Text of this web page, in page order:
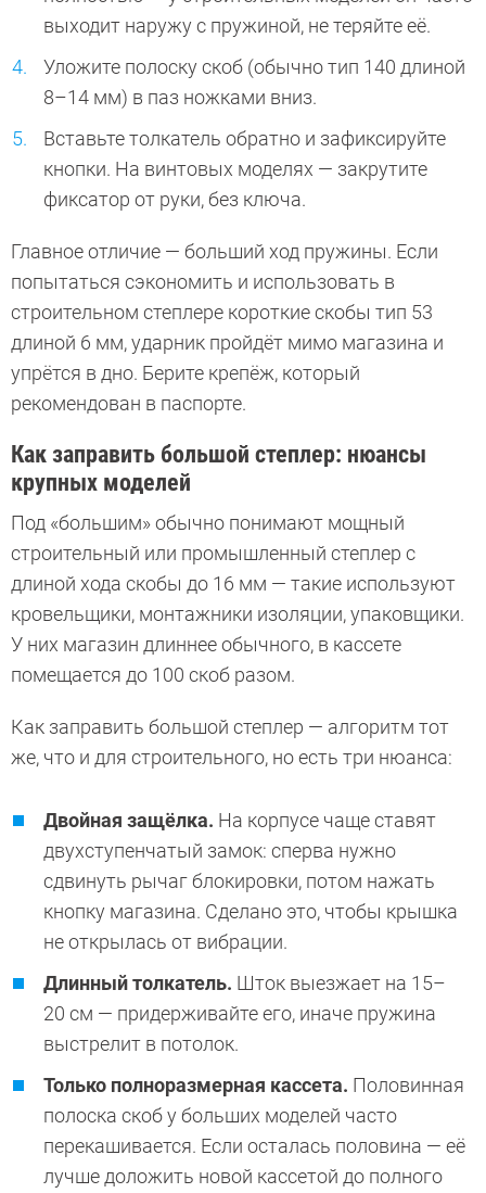
выходит наружу с пружиной, не теряйте её.
Уложите полоску скоб (обычно тип 140 длиной
8–14 мм) в паз ножками вниз.
Вставьте толкатель обратно и зафиксируйте
кнопки. На винтовых моделях — закрутите
фиксатор от руки, без ключа.
Главное отличие — больший ход пружины. Если
попытаться сэкономить и использовать в
строительном степлере короткие скобы тип 53
длиной 6 мм, ударник пройдёт мимо магазина и
упрётся в дно. Берите крепёж, который
рекомендован в паспорте.
Как заправить большой степлер: нюансы
крупных моделей
Под «большим» обычно понимают мощный
строительный или промышленный степлер с
длиной хода скобы до 16 мм — такие используют
кровельщики, монтажники изоляции, упаковщики.
У них магазин длиннее обычного, в кассете
помещается до 100 скоб разом.
Как заправить большой степлер — алгоритм тот
же, что и для строительного, но есть три нюанса:
Двойная защёлка. На корпусе чаще ставят
двухступенчатый замок: сперва нужно
сдвинуть рычаг блокировки, потом нажать
кнопку магазина. Сделано это, чтобы крышка
не открылась от вибрации.
Длинный толкатель. Шток выезжает на 15–
20 см — придерживайте его, иначе пружина
выстрелит в потолок.
Только полноразмерная кассета. Половинная
полоска скоб у больших моделей часто
перекашивается. Если осталась половина — её
лучше доложить новой кассетой до полного